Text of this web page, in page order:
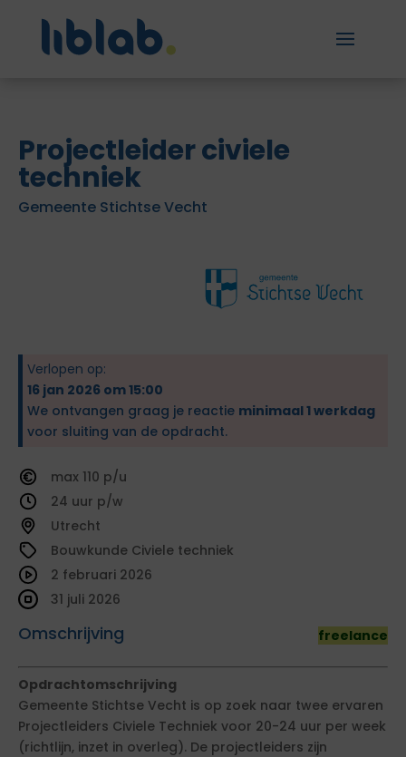
Projectleider civiele
techniek
Gemeente Stichtse Vecht
Verlopen op:
16 jan 2026 om 15:00
We ontvangen graag je reactie minimaal 1 werkdag
voor sluiting van de opdracht.
110
24
Utrecht
Bouwkunde Civiele techniek
Omschrijving freelance
2 februari 2026
31 juli 2026
Opdrachtomschrijving
Gemeente Stichtse Vecht is op zoek naar twee ervaren
Projectleiders Civiele Techniek voor 20-24 uur per week
(richtlijn, inzet in overleg). De projectleiders zijn